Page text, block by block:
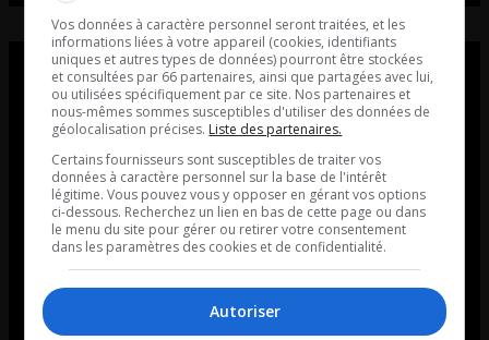
Vos données à caractère personnel seront traitées, et les
informations liées à votre appareil (cookies, identifiants
uniques et autres types de données) pourront être stockées
et consultées par 66 partenaires, ainsi que partagées avec lui,
ou utilisées spécifiquement par ce site. Nos partenaires et
nous-mêmes sommes susceptibles d'utiliser des données de
géolocalisation précises. Liste des partenaires.
Certains fournisseurs sont susceptibles de traiter vos
données à caractère personnel sur la base de l'intérêt
légitime. Vous pouvez vous y opposer en gérant vos options
ci-dessous. Recherchez un lien en bas de cette page ou dans
le menu du site pour gérer ou retirer votre consentement
dans les paramètres des cookies et de confidentialité.
Autoriser